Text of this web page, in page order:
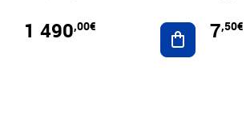
1 490,00€ Ajouter au
7,50€